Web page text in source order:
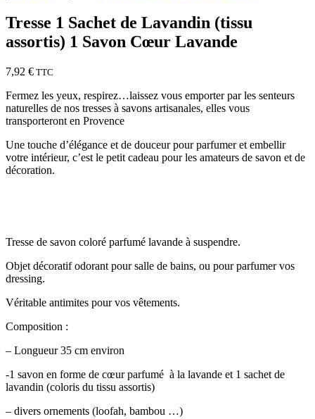
Tresse 1 Sachet de Lavandin (tissu
assortis) 1 Savon Cœur Lavande
7,92 € TTC
Fermez les yeux, respirez…laissez vous emporter par les senteurs
naturelles de nos tresses à savons artisanales, elles vous
transporteront en Provence
Une touche d’élégance et de douceur pour parfumer et embellir
votre intérieur, c’est le petit cadeau pour les amateurs de savon et de
décoration.
Tresse de savon coloré parfumé lavande à suspendre.
Objet décoratif odorant pour salle de bains, ou pour parfumer vos
dressing.
Véritable antimites pour vos vêtements.
Composition :
– Longueur 35 cm environ
-1 savon en forme de cœur parfumé à la lavande et 1 sachet de
lavandin (coloris du tissu assortis)
– divers ornements (loofah, bambou …)